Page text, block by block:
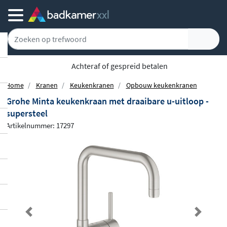
5779 klanten geven ons een 9.1
Home Kranen Keukenkranen Opbouw keukenkranen
Grohe Minta keukenkraan met draaibare u-uitloop -
supersteel
Artikelnummer: 17297
Previous Next